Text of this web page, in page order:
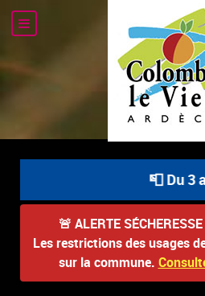
📮 Du 3
🚨 ALERTE
Les restrictions des usages
sur la commune.